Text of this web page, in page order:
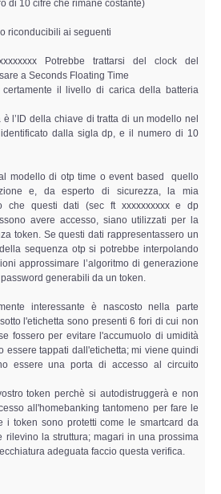
Forense Web
scomparse
remota
di 10 cifre che rimane costante)
riconducibili ai seguenti
Potrebbe trattarsi del clock del
a Seconds Floating Time
il livello di carica della batteria
è l’ID della chiave di tratta di un modello nel
dalla sigla dp, e il numero di 10
modello di otp time o event based quello
e, da esperto di sicurezza, la mia
che questi dati (sec ft xxxxxxxxxx e dp
avere accesso, siano utilizzati per la
token. Se questi dati rappresentassero un
sequenza otp si potrebbe interpolando
approssimare l’algoritmo di generazione
generabili da un token.
interessante è nascosto nella parte
l'etichetta sono presenti 6 fori di cui non
fossero per evitare l'accumuolo di umidità
essere tappati dall'etichetta; mi viene quindi
essere una porta di accesso al circuito
token perchè si autodistruggerà e non
all'homebanking tantomeno per fare le
i token sono protetti come le smartcard da
la struttura; magari in una prossima
adeguata faccio questa verifica.